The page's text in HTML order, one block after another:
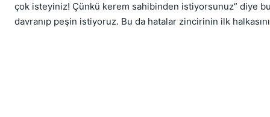
çok isteyiniz! Çünkü kerem sahibinden istiyorsunuz” diye
davranıp peşin istiyoruz. Bu da hatalar zincirinin ilk